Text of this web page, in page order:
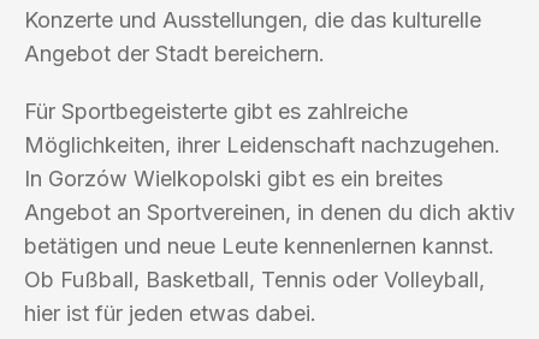
Konzerte und Ausstellungen, die das kulturelle
Angebot der Stadt bereichern.
Für Sportbegeisterte gibt es zahlreiche
Möglichkeiten, ihrer Leidenschaft nachzugehen.
In Gorzów Wielkopolski gibt es ein breites
Angebot an Sportvereinen, in denen du dich aktiv
betätigen und neue Leute kennenlernen kannst.
Ob Fußball, Basketball, Tennis oder Volleyball,
hier ist für jeden etwas dabei.